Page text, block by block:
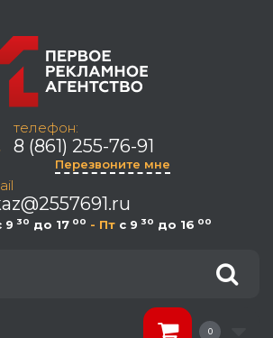
телефон:
8 (861) 255-76-91
Перезвоните мне
9 30 до 17 00 - Пт c 9 30 до 16 00
0